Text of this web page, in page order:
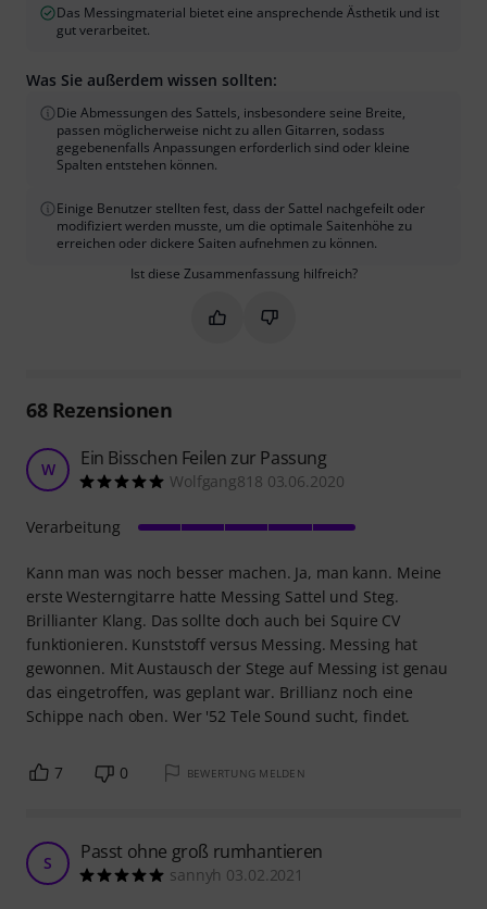
Das Messingmaterial bietet eine ansprechende Ästhetik und ist
gut verarbeitet.
Was Sie außerdem wissen sollten:
Die Abmessungen des Sattels, insbesondere seine Breite,
passen möglicherweise nicht zu allen Gitarren, sodass
gegebenenfalls Anpassungen erforderlich sind oder kleine
Spalten entstehen können.
Einige Benutzer stellten fest, dass der Sattel nachgefeilt oder
modifiziert werden musste, um die optimale Saitenhöhe zu
erreichen oder dickere Saiten aufnehmen zu können.
Ist diese Zusammenfassung hilfreich?
Markieren Sie diese
Markieren Sie diese
68Rezensionen
W Ein Bisschen Feilen zur Passung
Wolfgang818 03.06.2020
Kann man was noch besser machen. Ja, man kann. Meine
erste Westerngitarre hatte Messing Sattel und Steg.
Brillianter Klang. Das sollte doch auch bei Squire CV
funktionieren. Kunststoff versus Messing. Messing hat
gewonnen. Mit Austausch der Stege auf Messing ist genau
das eingetroffen, was geplant war. Brillianz noch eine
Schippe nach oben. Wer '52 Tele Sound sucht, findet.
Verarbeitung
7 0 BEWERTUNG MELDEN
S Passt ohne groß rumhantieren
sannyh 03.02.2021